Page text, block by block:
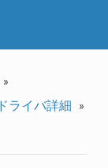
»
ライバ詳細
»